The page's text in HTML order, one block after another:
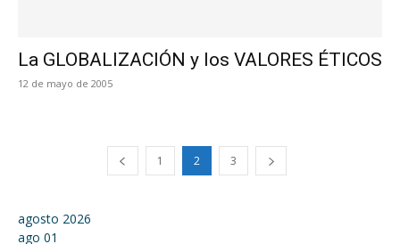
La GLOBALIZACIÓN y los VALORES ÉTICOS
12 de mayo de 2005
1 2 3
agosto 2026
ago 01